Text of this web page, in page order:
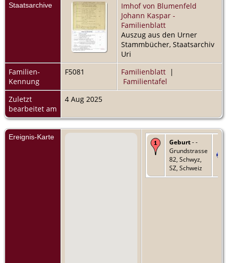
Staatsarchive
Imhof von Blumenfeld
Johann Kaspar -
Familienblatt
Auszug aus den Urner
Stammbücher, Staatsarchiv
Uri
Familien-
Kennung
F5081 Familienblatt |
Familientafel
Zuletzt
bearbeitet am
4 Aug 2025
Ereignis-Karte
Geburt- -
Grundstrasse
82, Schwyz,
SZ, Schweiz